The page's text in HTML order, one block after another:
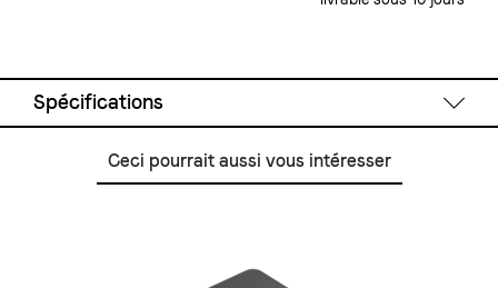
Spécifications
Ceci pourrait aussi vous intéresser